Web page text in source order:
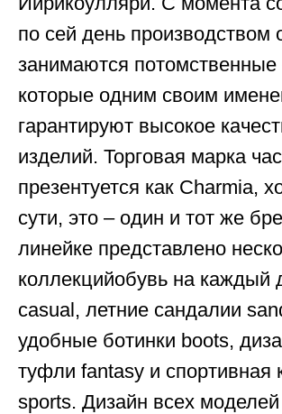
по сей день производством
занимаются
которые одним своим
гарантируют высокое
изделий. Торговая марка
презентуется как Charmia,
сути, это – один и тот же
линейке представлено
коллекцийобувь на каждый
casual, летние сандалии
удобные ботинки boots,
туфли fantasy и спортивная
sports. Дизайн всех моделей